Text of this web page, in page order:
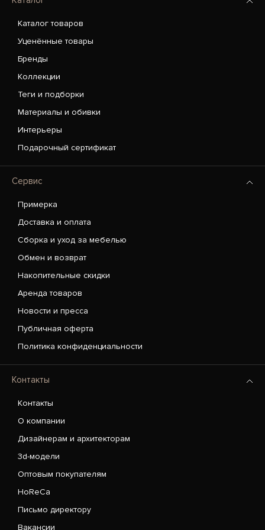
Каталог товаров
Уценённые товары
Бренды
Коллекции
Теги и подборки
Материалы и обивки
Интерьеры
Подарочный сертификат
Сервис
Примерка
Доставка и оплата
Сборка и уход за мебелью
Обмен и возврат
Накопительные скидки
Аренда товаров
Новости и пресса
Публичная оферта
Политика конфиденциальности
Контакты
Контакты
О компании
Дизайнерам и архитекторам
3d-модели
Оптовым покупателям
HoReCa
Письмо директору
Вакансии